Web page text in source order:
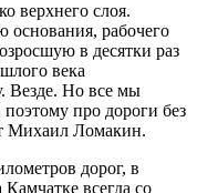
верхнего слоя.
основания, рабочего
в десятки раз
века
Везде. Но все мы
про дороги без
Михаил Ломакин.
дорог, в
всегда со